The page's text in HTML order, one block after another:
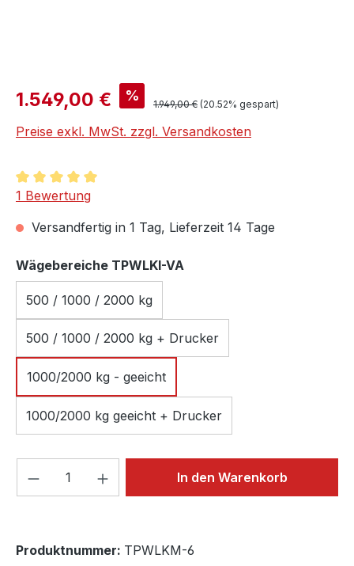
Verkaufspreis:
1.549,00 € % Regulärer Preis:
1.949,00 € (20.52% gespart)
Preise exkl. MwSt. zzgl. Versandkosten
Durchschnittliche Bewertung von 5 von 5 Sternen
1 Bewertung
Versandfertig in 1 Tag, Lieferzeit 14 Tage
Wägebereiche TPWLKI-VA
500 / 1000 / 2000 kg
500 / 1000 / 2000 kg + Drucker
1000/2000 kg - geeicht
1000/2000 kg geeicht + Drucker
Produkt Anzahl: Gib denIn den Warenkorb
Produktnummer: TPWLKM-6